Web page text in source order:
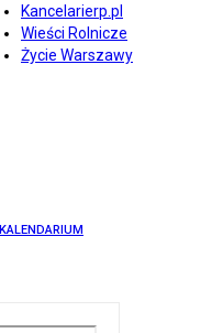
Kancelarierp.pl
Wieści Rolnicze
Życie Warszawy
KALENDARIUM